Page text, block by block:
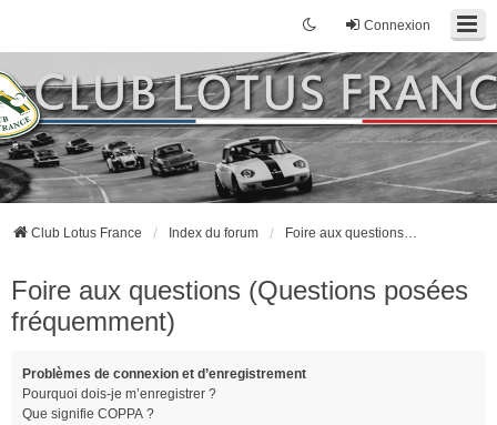
Connexion
Club Lotus France Index du forum Foire aux questions (Questions posées fréquemment)
Foire aux questions (Questions posées
fréquemment)
Problèmes de connexion et d’enregistrement
Pourquoi dois-je m’enregistrer ?
Que signifie COPPA ?